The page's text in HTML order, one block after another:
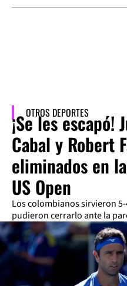
OTROS DEPORTES
¡Se les escapó!
Cabal y Robert
eliminados en
US Open
Los colombianos sirvieron
pudieron cerrarlo ante la